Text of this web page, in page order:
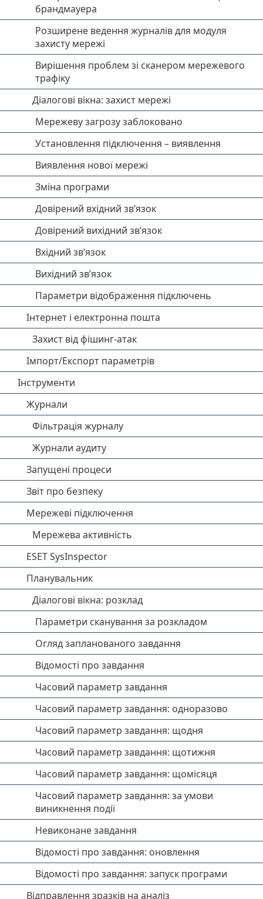
брандмауера
Розширене ведення журналів для модуля
захисту мережі
Вирішення проблем зі сканером мережевого
трафіку
Діалогові вікна: захист мережі
Мережеву загрозу заблоковано
Установлення підключення – виявлення
Виявлення нової мережі
Зміна програми
Довірений вхідний зв’язок
Довірений вихідний зв’язок
Вхідний зв’язок
Вихідний зв’язок
Параметри відображення підключень
Інтернет і електронна пошта
Захист від фішинг-атак
Імпорт/Експорт параметрів
Інструменти
Журнали
Фільтрація журналу
Журнали аудиту
Запущені процеси
Звіт про безпеку
Мережеві підключення
Мережева активність
ESET SysInspector
Планувальник
Діалогові вікна: розклад
Параметри сканування за розкладом
Огляд запланованого завдання
Відомості про завдання
Часовий параметр завдання
Часовий параметр завдання: одноразово
Часовий параметр завдання: щодня
Часовий параметр завдання: щотижня
Часовий параметр завдання: щомісяця
Часовий параметр завдання: за умови
виникнення події
Невиконане завдання
Відомості про завдання: оновлення
Відомості про завдання: запуск програми
Відправлення зразків на аналіз